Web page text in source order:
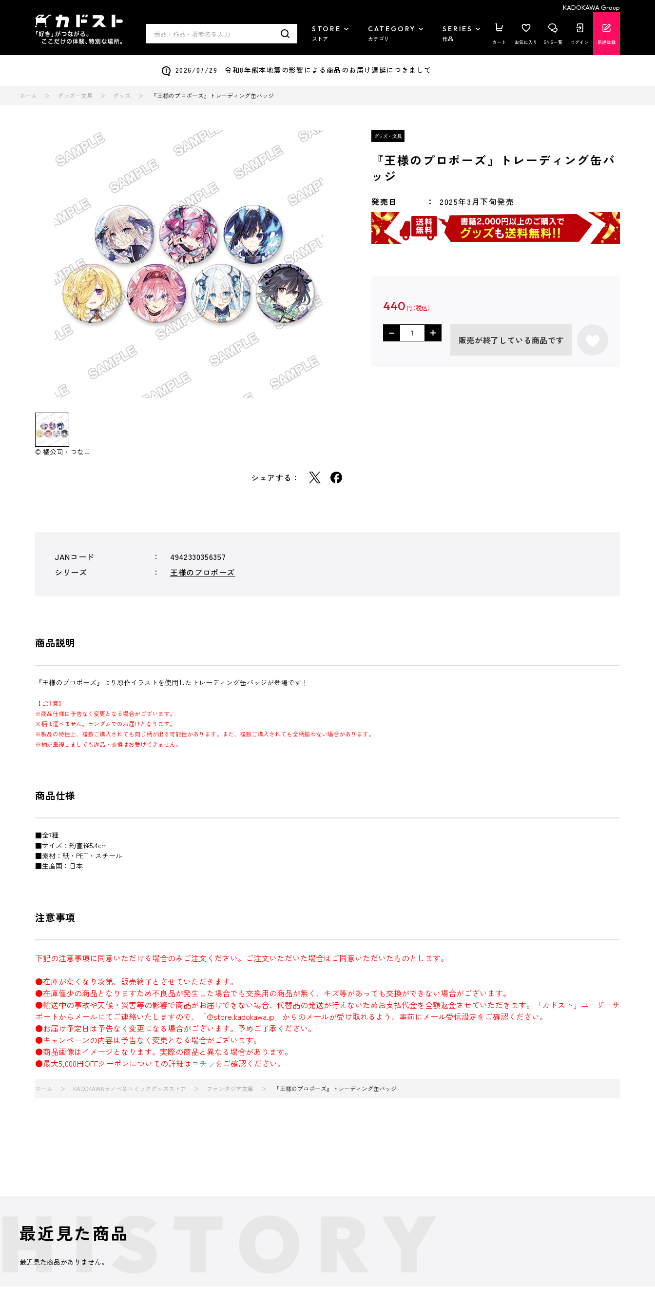
KADOKAWA Group
STORE
ストア
CATEGORY
カテゴリ
SERIES
作品 カート お気に入り SNS一覧 ログイン 新規登録
2026/07/29 令和8年熊本地震の影響による商品のお届け遅延につきまして
ホーム グッズ・文具 グッズ 『王様のプロポーズ』トレーディング缶バッジ
© 橘公司・つなこ
シェアする：
『王様のプロポーズ』トレーディング缶バ
ッジ
発売日 2025年3月下旬発売
440 円
販売が終了している商品です
JANコード
4942330356357
シリーズ
王様のプロポーズ
商品説明
『王様のプロポーズ』より原作イラストを使用したトレーディング缶バッジが登場です！
【ご注意】
※商品仕様は予告なく変更となる場合がございます。
※柄は選べません。ランダムでのお届けとなります。
※製品の特性上、複数ご購入されても同じ柄が出る可能性があります。また、複数ご購入されても全柄揃わない場合があります。
※柄が重複しましても返品・交換はお受けできません。
商品仕様
■全7種
■サイズ：約直径5.4cm
■素材：紙・PET・スチール
■生産国：日本
注意事項
下記の注意事項に同意いただける場合のみご注文ください。ご注文いただいた場合はご同意いただいたものとします。
●在庫がなくなり次第、販売終了とさせていただきます。
●在庫僅少の商品となりますため不良品が発生した場合でも交換用の商品が無く、キズ等があっても交換ができない場合がございます。
●輸送中の事故や天候・災害等の影響で商品がお届けできない場合、代替品の発送が行えないためお支払代金を全額返金させていただきます。「カドスト」ユーザーサ
ポートからメールにてご連絡いたしますので、「@store.kadokawa.jp」からのメールが受け取れるよう、事前にメール受信設定をご確認ください。
●お届け予定日は予告なく変更になる場合がございます。予めご了承ください。
●キャンペーンの内容は予告なく変更となる場合がございます。
●商品画像はイメージとなります。実際の商品と異なる場合があります。
●最大5,000円OFFクーポンについての詳細はコチラをご確認ください。
ホーム KADOKAWAラノベ＆コミックグッズストア ファンタジア文庫 『王様のプロポーズ』トレーディング缶バッジ
最近見た商品
最近見た商品がありません。